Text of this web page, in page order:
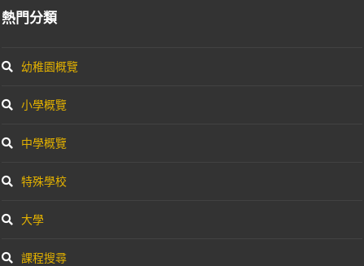
熱門分類
幼稚園概覽
小學概覽
中學概覽
特殊學校
大學
課程搜尋